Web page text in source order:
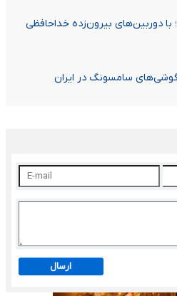
دوربین‌های بیرون‌زده خداحافظی
ارسال